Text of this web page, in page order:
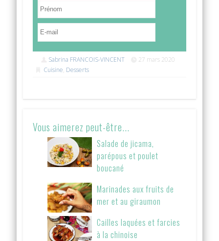
Sabrina FRANCOIS-VINCENT
27 mars 2020
Cuisine, Desserts
Vous aimerez peut-être...
Salade de jicama,
parépous et poulet
boucané
Marinades aux fruits de
mer et au giraumon
Cailles laquées et farcies
à la chinoise